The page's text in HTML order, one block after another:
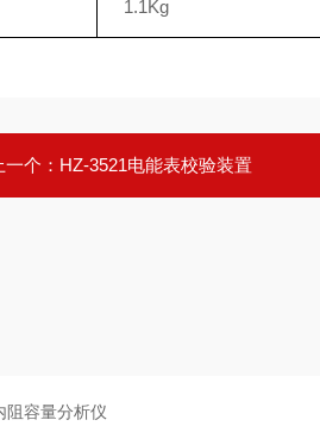
1.1Kg
一个： HZ-3521电能表校验装置